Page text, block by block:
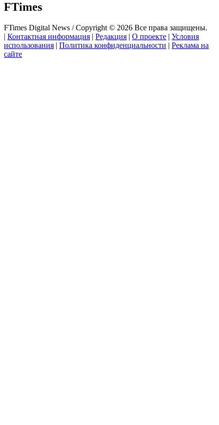
FTimes
FTimes Digital News / Copyright © 2026 Все права защищены.
| Контактная информация | Редакция | О проекте | Условия
использования | Политика конфиденциальности | Реклама на
сайте